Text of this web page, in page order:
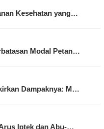
Kesehatan yang…
Modal Petan…
Dampaknya: M…
Iptek dan Abu-…